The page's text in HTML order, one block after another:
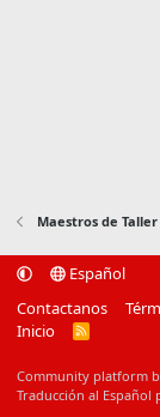
Maestros de
Español
Contactanos
Inicio
R
Community platform
Traducción al Español